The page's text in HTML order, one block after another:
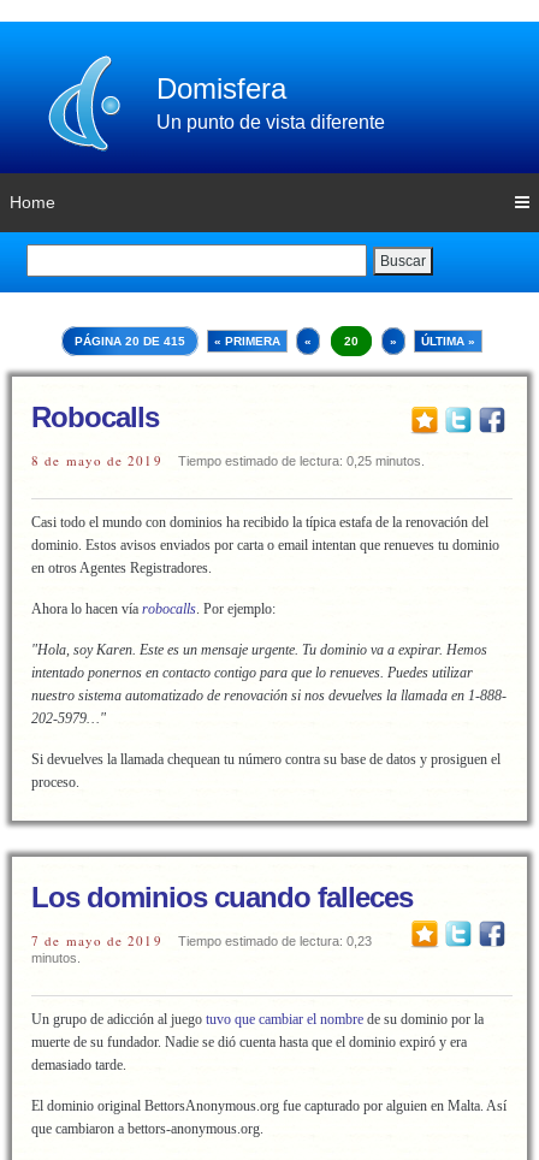
Domisfera
Un punto de vista diferente
Home
Buscar
PÁGINA 20 DE 415 « PRIMERA « 20 » ÚLTIMA »
Robocalls
8 de mayo de 2019 Tiempo estimado de lectura: 0,25 minutos.
Casi todo el mundo con dominios ha recibido la típica estafa de la renovación del
dominio. Estos avisos enviados por carta o email intentan que renueves tu dominio
en otros Agentes Registradores.
Ahora lo hacen vía robocalls. Por ejemplo:
"Hola, soy Karen. Este es un mensaje urgente. Tu dominio va a expirar. Hemos
intentado ponernos en contacto contigo para que lo renueves. Puedes utilizar
nuestro sistema automatizado de renovación si nos devuelves la llamada en 1-888-
202-5979…"
Si devuelves la llamada chequean tu número contra su base de datos y prosiguen el
proceso.
Los dominios cuando falleces
7 de mayo de 2019
Tiempo estimado de lectura: 0,23
minutos.
Un grupo de adicción al juego tuvo que cambiar el nombre de su dominio por la
muerte de su fundador. Nadie se dió cuenta hasta que el dominio expiró y era
demasiado tarde.
El dominio original BettorsAnonymous.org fue capturado por alguien en Malta. Así
que cambiaron a bettors-anonymous.org.